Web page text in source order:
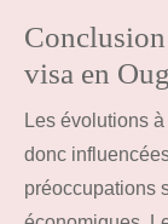
visa en
Les évolutions
donc
préoccupations